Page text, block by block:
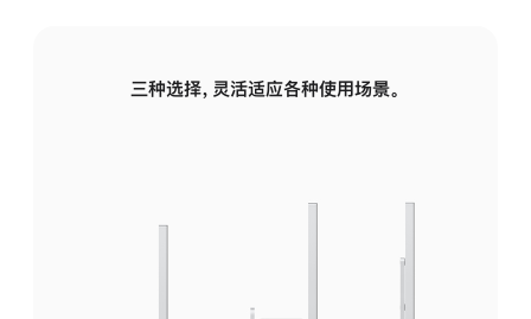
三种选择，灵活适应各种使用场景。